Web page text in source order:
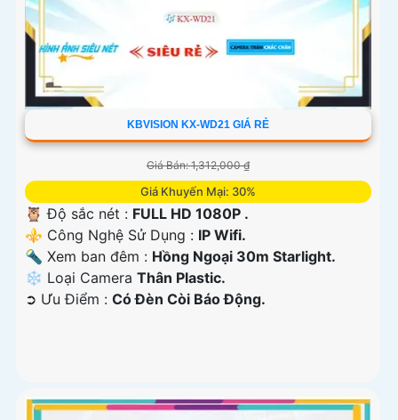
KBVISION KX-WD21 GIÁ RẺ
Giá Bán: 1,312,000 ₫
Giá Khuyến Mại: 30%
🦉 Độ sắc nét : FULL HD 1080P .
⚜️ Công Nghệ Sử Dụng : IP Wifi.
🔦 Xem ban đêm : Hồng Ngoại 30m Starlight.
❄ Loại Camera Thân Plastic.
️➲ Ưu Điểm : Có Ðèn Còi Báo Động.